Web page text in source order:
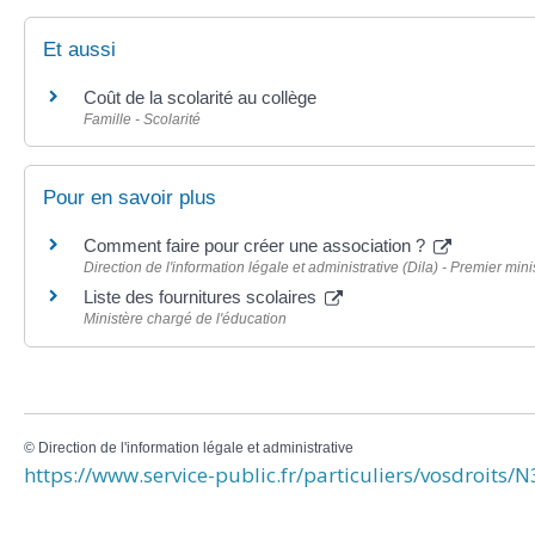
Et aussi
Coût de la scolarité au collège
Famille - Scolarité
Pour en savoir plus
Comment faire pour créer une association ?
Direction de l'information légale et administrative (Dila) - Premier
Liste des fournitures scolaires
Ministère chargé de l'éducation
© Direction de l'information légale et administrative
https://www.service-public.fr/particuliers/vosdroits/